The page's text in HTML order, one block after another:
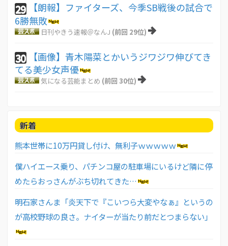
29
【朗報】ファイターズ、今季SB戦後の試合で
6勝無敗
日刊やきう速報＠なんJ (前回 29位)
30
【画像】青木陽菜とかいうジワジワ伸びてき
てる美少女声優
気になる芸能まとめ (前回 30位)
新着
熊本世帯に10万円貸し付け、無利子ｗｗｗｗｗ
僕ハイエース乗り、パチンコ屋の駐車場にいるけど隣に停
めたらおっさんがぶち切れてきた…
明石家さんま「炎天下で『こいつら大変やなぁ』というの
が高校野球の良さ。ナイターが当たり前だとつまらない」